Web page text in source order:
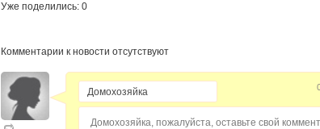
Уже поделились: 0
Комментарии к новости отсутствуют
Домохозяйка, пожалуйста, оставьте свой